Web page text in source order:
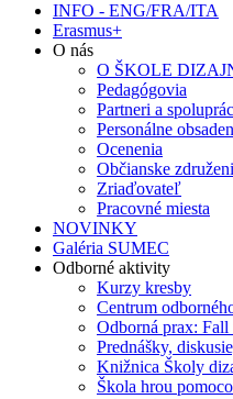
INFO - ENG/FRA/ITA
Erasmus+
O nás
O ŠKOLE
Pedagógovia
Partneri a
Personálne
Ocenenia
Občianske
Zriaďovateľ
Pracovné miesta
NOVINKY
Galéria SUMEC
Odborné aktivity
Kurzy kresby
Centrum
Odborná prax:
Prednášky,
Knižnica Školy
Škola hrou